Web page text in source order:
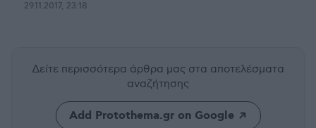
29.11.2017, 23:18
Δείτε περισσότερα άρθρα μας στα αποτελέσματα
αναζήτησης
Add Protothema.gr on Google